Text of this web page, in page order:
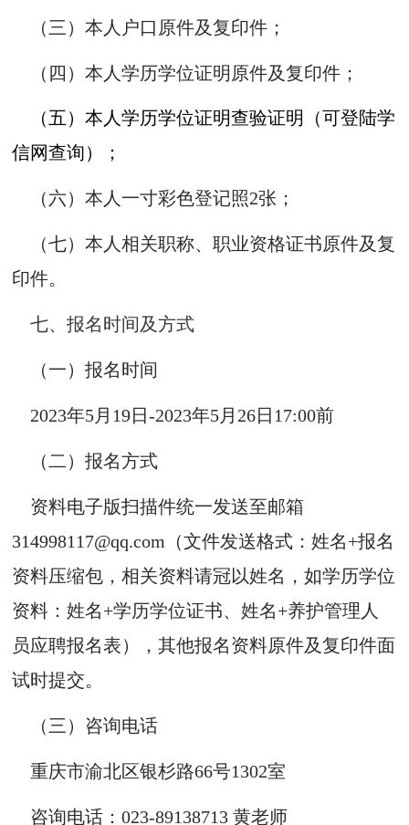
（三）本人户口原件及复印件；
（四）本人学历学位证明原件及复印件；
（五）本人学历学位证明查验证明（可登陆学
信网查询）；
（六）本人一寸彩色登记照2张；
（七）本人相关职称、职业资格证书原件及复
印件。
七、报名时间及方式
（一）报名时间
2023年5月19日-2023年5月26日17:00前
（二）报名方式
资料电子版扫描件统一发送至邮箱
314998117@qq.com（文件发送格式：姓名+报名
资料压缩包，相关资料请冠以姓名，如学历学位
资料：姓名+学历学位证书、姓名+养护管理人
员应聘报名表），其他报名资料原件及复印件面
试时提交。
（三）咨询电话
重庆市渝北区银杉路66号1302室
咨询电话：023-89138713 黄老师